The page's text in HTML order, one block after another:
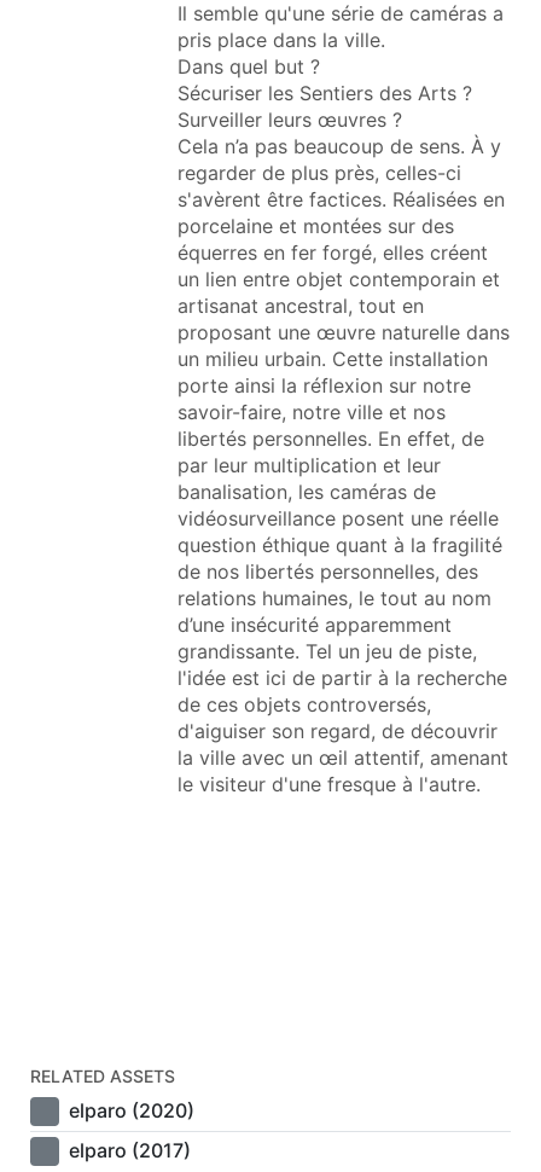
Il semble qu'une série de caméras a
pris place dans la ville.
Dans quel but ?
Sécuriser les Sentiers des Arts ?
Surveiller leurs œuvres ?
Cela n’a pas beaucoup de sens. À y
regarder de plus près, celles-ci
s'avèrent être factices. Réalisées en
porcelaine et montées sur des
équerres en fer forgé, elles créent
un lien entre objet contemporain et
artisanat ancestral, tout en
proposant une œuvre naturelle dans
un milieu urbain. Cette installation
porte ainsi la réflexion sur notre
savoir-faire, notre ville et nos
libertés personnelles. En effet, de
par leur multiplication et leur
banalisation, les caméras de
vidéosurveillance posent une réelle
question éthique quant à la fragilité
de nos libertés personnelles, des
relations humaines, le tout au nom
d’une insécurité apparemment
grandissante. Tel un jeu de piste,
l'idée est ici de partir à la recherche
de ces objets controversés,
d'aiguiser son regard, de découvrir
la ville avec un œil attentif, amenant
le visiteur d'une fresque à l'autre.
RELATED ASSETS
elparo (2020)
elparo (2017)